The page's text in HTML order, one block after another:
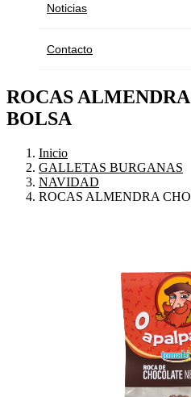
Noticias
Contacto
ROCAS
BOLSA
Inicio
GALLETAS BURGANAS
NAVIDAD
ROCAS ALMENDRA